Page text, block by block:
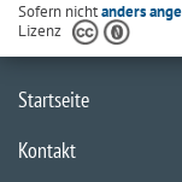
Sofern nichtanders
Lizenz
Startseite
Kontakt